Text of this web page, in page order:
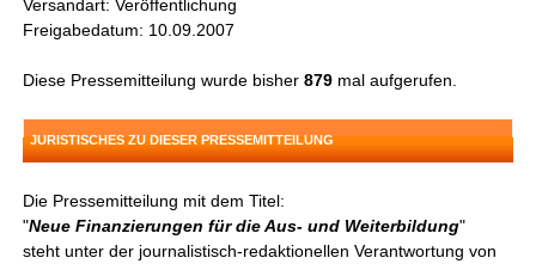
Versandart: Veröffentlichung
Freigabedatum: 10.09.2007
Diese Pressemitteilung wurde bisher879 mal aufgerufen.
JURISTISCHES ZU DIESER PRESSEMITTEILUNG
Die Pressemitteilung mit dem Titel:
"Neue Finanzierungen für die Aus- und Weiterbildung"
steht unter der journalistisch-redaktionellen Verantwortung von